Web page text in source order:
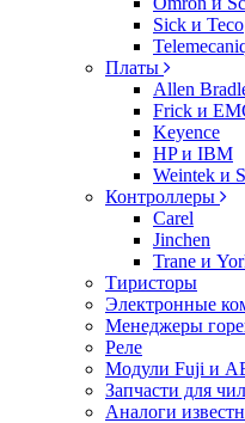
Sick и Teco
Платы
Allen
Frick и
Keyence
HP и IBM
Weintek и
Контроллеры
Carel
Jinchen
Trane и
Тиристоры
Электронные
Менеджеры
Реле
Модули Fuji и
Запчасти для
Аналоги